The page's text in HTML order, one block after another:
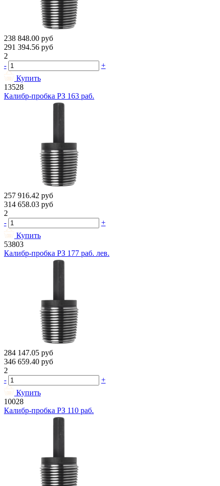
238 848.00 руб
291 394.56 руб
2
-
+
Купить
13528
Калибр-пробка РЗ 163 раб.
257 916.42 руб
314 658.03 руб
2
-
+
Купить
53803
Калибр-пробка РЗ 177 раб. лев.
284 147.05 руб
346 659.40 руб
2
-
+
Купить
10028
Калибр-пробка РЗ 110 раб.